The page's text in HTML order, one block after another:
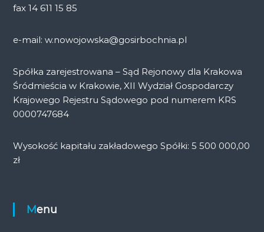
fax 14 611 15 85
e-mail: w.nowojowska@gosirbochnia.pl
Spółka zarejestrowana – Sąd Rejonowy dla Krakowa
Śródmieścia w Krakowie, XII Wydział Gospodarczy
Krajowego Rejestru Sądowego pod numerem KRS
0000747684
Wysokość kapitału zakładowego Spółki: 5 500 000,00
zł
Menu